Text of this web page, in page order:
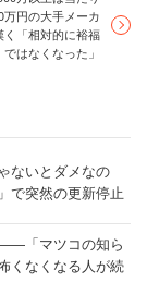
円の大手メーカ
く「相対的に裕福
ではなくなった」
ないとダメなの
で突然の更新停止
「マツコの知ら
くなくなる人が続